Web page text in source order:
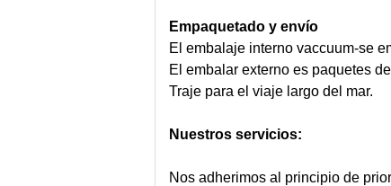
Empaquetado y envío
El embalaje interno vaccuum-se
El embalar externo es paquetes
Traje para el viaje largo del mar.
Nuestros servicios:
Nos adherimos al principio de